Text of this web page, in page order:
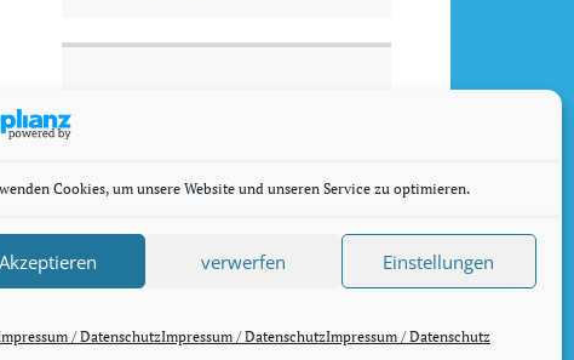
Cookies, um unsere Website und unseren Service zu optimieren.
Akzeptieren verwerfen Einstellungen
/ DatenschutzImpressum / DatenschutzImpressum / Datenschutz
WordPress.com.